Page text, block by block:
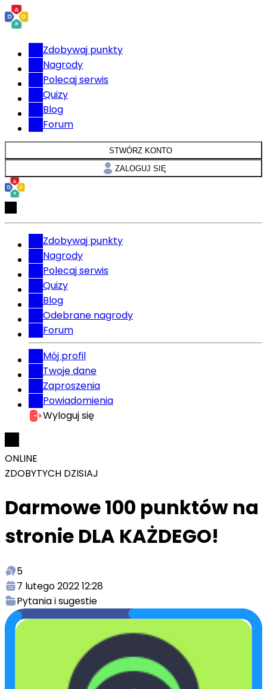
Zdobywaj punkty
Nagrody
Polecaj serwis
Quizy
Blog
Forum
STWÓRZ KONTO
ZALOGUJ SIĘ
Zdobywaj punkty
Nagrody
Polecaj serwis
Quizy
Blog
Odebrane nagrody
Forum
Mój profil
Twoje dane
Zaproszenia
Powiadomienia
Wyloguj się
ONLINE
ZDOBYTYCH DZISIAJ
Darmowe 100 punktów na
stronie DLA KAŻDEGO!
5
7 lutego 2022 12:28
Pytania i sugestie